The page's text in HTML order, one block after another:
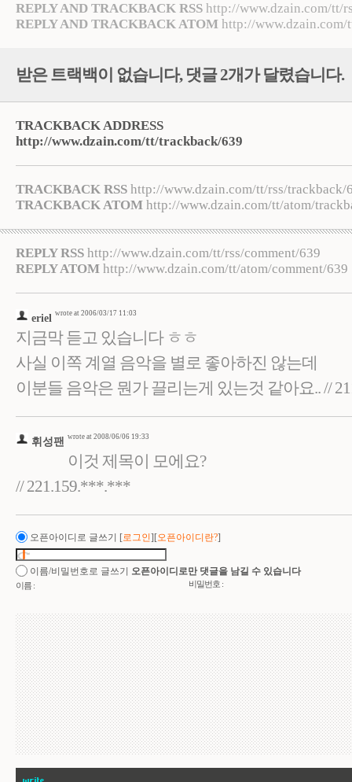
REPLY AND TRACKBACK RSS http://www.dzain.com/tt/
REPLY AND TRACKBACK ATOM http://www.dzain.com/
받은 트랙백이 없습니다, 댓글2개가 달렸습니다.
TRACKBACK ADDRESS
http://www.dzain.com/tt/trackback/639
TRACKBACK RSS http://www.dzain.com/tt/rss/trackback/
TRACKBACK ATOM http://www.dzain.com/tt/atom/
REPLY RSS http://www.dzain.com/tt/rss/comment/639
REPLY ATOM http://www.dzain.com/tt/atom/comment/639
eriel wrote at 2006/03/17 11:03
지금막 듣고 있습니다 ㅎㅎ
사실 이쪽 계열 음악을 별로 좋아하진 않는데
이분들 음악은 뭔가 끌리는게 있는것 같아요.. //
휘성팬 wrote at 2008/06/06 19:33
이것 제목이 모에요?
// 221.159.***.***
오픈아이디로 글쓰기 [로그인][오픈아이디란?]
이름/비밀번호로 글쓰기 오픈아이디로만 댓글을 남길 수 있습니다
이름 : 비밀번호 :